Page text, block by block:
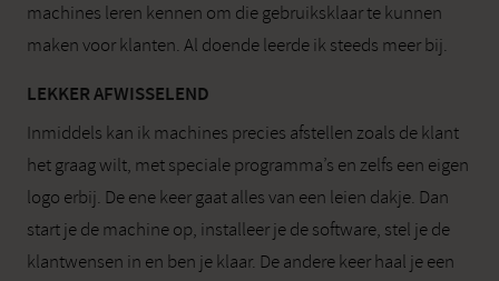
machines leren kennen om die gebruiksklaar te kunnen
maken voor klanten. Al doende leerde ik steeds meer bij.
LEKKER AFWISSELEND
Inmiddels kan ik machines precies afstellen zoals de klant
het graag wilt, met speciale programma’s en zelfs een eigen
logo erbij. De ene keer gaat alles van een leien dakje. Dan
start je de machine op, installeer je de software, stel je de
klantwensen in en ben je klaar. De andere keer haal je een